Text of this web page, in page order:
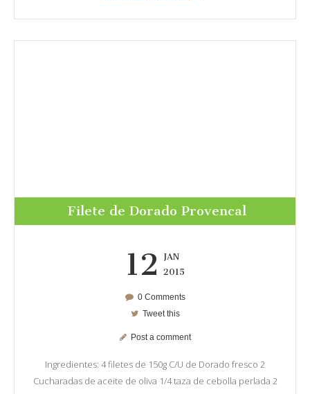
Filete de Dorado Provencal
12
JAN
2015
0 Comments
Tweet this
Post a comment
Ingredientes: 4 filetes de 150g C/U de Dorado fresco 2
Cucharadas de aceite de oliva 1/4 taza de cebolla perlada 2